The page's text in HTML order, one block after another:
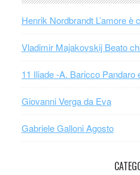
Henrik Nordbrandt L’amore è
Vladimir Majakovskij Beato
11 Iliade -A. Baricco Pandaro
Giovanni Verga da Eva
Gabriele Galloni Agosto